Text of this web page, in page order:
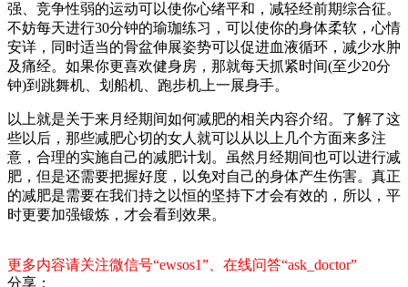
强、竞争性弱的运动可以使你心绪平和，减轻经前期综合征。
不妨每天进行30分钟的瑜珈练习，可以使你的身体柔软，心情
安详，同时适当的骨盆伸展姿势可以促进血液循环，减少水肿
及痛经。如果你更喜欢健身房，那就每天抓紧时间(至少20分
钟)到跳舞机、划船机、跑步机上一展身手。
以上就是关于来月经期间如何减肥的相关内容介绍。了解了这
些以后，那些减肥心切的女人就可以从以上几个方面来多注
意，合理的实施自己的减肥计划。虽然月经期间也可以进行减
肥，但是还需要把握好度，以免对自己的身体产生伤害。真正
的减肥是需要在我们持之以恒的坚持下才会有效的，所以，平
时更要加强锻炼，才会看到效果。
更多内容请关注微信号“ewsos1”、在线问答“ask_doctor”
分享：